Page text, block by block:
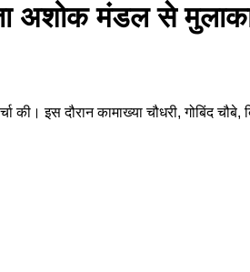
नेता अशोक मंडल से
इस दौरान कामाख्या चौधरी, गोबिंद